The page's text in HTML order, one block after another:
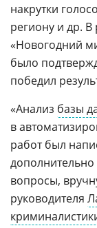
накрутки
региону и др.
«Новогодний
было
победил
«Анализ базы
в
работ был
вопросы,
руководителя